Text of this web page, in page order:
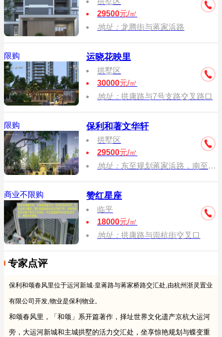
29500元/㎡
地址： 龙腾街与蒋家浜路
限购 运晓花映里
拱墅区
30000元/㎡
地址：拱康路与7号支路交叉路口
限购 保利和著文华轩
拱墅区
29500元/㎡
地址： 东至规划蒋家浜路，南至后浜街，西至水韵四维苑（南区）、康扬路，北至崇贤第二幼儿园（杨家浜分院）。
商业不限购 赞红星座
临平
18000元/㎡
地址：拱康路与崇杭街交叉口
专家点评
保利和颂春风里位于运河新城·皇蒋路与蒋家桥路交汇处,由杭州浙灵置业
有限公司开发,物业是保利物业。
和颂春风里，「和颂」系开篇著作，择址世界文化遗产京杭大运河
旁，大运河新城和主城拱墅的活力交汇处，坐享惊艳规划与蝶变重